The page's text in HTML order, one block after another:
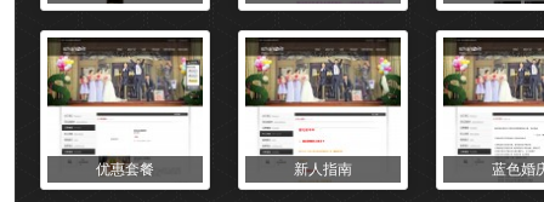
优惠套餐 新人指南 蓝色婚